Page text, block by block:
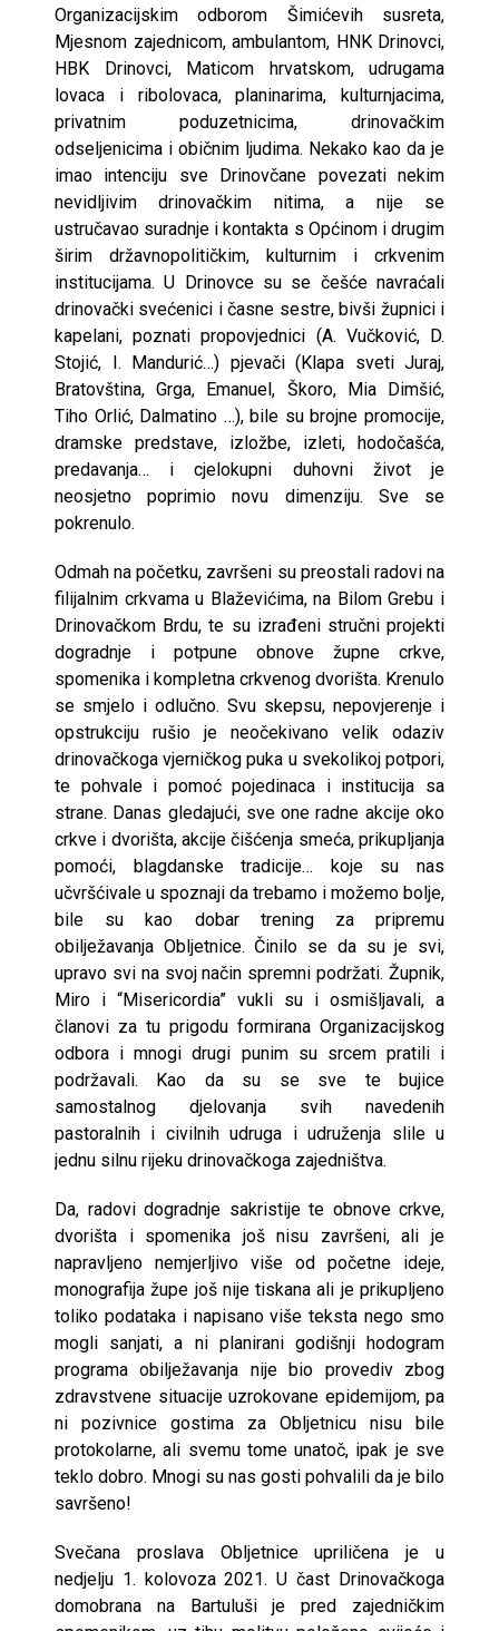
Organizacijskim odborom Šimićevih susreta,
Mjesnom zajednicom, ambulantom, HNK Drinovci,
HBK Drinovci, Maticom hrvatskom, udrugama
lovaca i ribolovaca, planinarima, kulturnjacima,
privatnim poduzetnicima, drinovačkim
odseljenicima i običnim ljudima. Nekako kao da je
imao intenciju sve Drinovčane povezati nekim
nevidljivim drinovačkim nitima, a nije se
ustručavao suradnje i kontakta s Općinom i drugim
širim državnopolitičkim, kulturnim i crkvenim
institucijama. U Drinovce su se češće navraćali
drinovački svećenici i časne sestre, bivši župnici i
kapelani, poznati propovjednici (A. Vučković, D.
Stojić, I. Mandurić…) pjevači (Klapa sveti Juraj,
Bratovština, Grga, Emanuel, Škoro, Mia Dimšić,
Tiho Orlić, Dalmatino …), bile su brojne promocije,
dramske predstave, izložbe, izleti, hodočašća,
predavanja… i cjelokupni duhovni život je
neosjetno poprimio novu dimenziju. Sve se
pokrenulo.
Odmah na početku, završeni su preostali radovi na
filijalnim crkvama u Blaževićima, na Bilom Grebu i
Drinovačkom Brdu, te su izrađeni stručni projekti
dogradnje i potpune obnove župne crkve,
spomenika i kompletna crkvenog dvorišta. Krenulo
se smjelo i odlučno. Svu skepsu, nepovjerenje i
opstrukciju rušio je neočekivano velik odaziv
drinovačkoga vjerničkog puka u svekolikoj potpori,
te pohvale i pomoć pojedinaca i institucija sa
strane. Danas gledajući, sve one radne akcije oko
crkve i dvorišta, akcije čišćenja smeća, prikupljanja
pomoći, blagdanske tradicije… koje su nas
učvršćivale u spoznaji da trebamo i možemo bolje,
bile su kao dobar trening za pripremu
obilježavanja Obljetnice. Činilo se da su je svi,
upravo svi na svoj način spremni podržati. Župnik,
Miro i “Misericordia” vukli su i osmišljavali, a
članovi za tu prigodu formirana Organizacijskog
odbora i mnogi drugi punim su srcem pratili i
podržavali. Kao da su se sve te bujice
samostalnog djelovanja svih navedenih
pastoralnih i civilnih udruga i udruženja slile u
jednu silnu rijeku drinovačkoga zajedništva.
Da, radovi dogradnje sakristije te obnove crkve,
dvorišta i spomenika još nisu završeni, ali je
napravljeno nemjerljivo više od početne ideje,
monografija župe još nije tiskana ali je prikupljeno
toliko podataka i napisano više teksta nego smo
mogli sanjati, a ni planirani godišnji hodogram
programa obilježavanja nije bio provediv zbog
zdravstvene situacije uzrokovane epidemijom, pa
ni pozivnice gostima za Obljetnicu nisu bile
protokolarne, ali svemu tome unatoč, ipak je sve
teklo dobro. Mnogi su nas gosti pohvalili da je bilo
savršeno!
Svečana proslava Obljetnice upriličena je u
nedjelju 1. kolovoza 2021. U čast Drinovačkoga
domobrana na Bartuluši je pred zajedničkim